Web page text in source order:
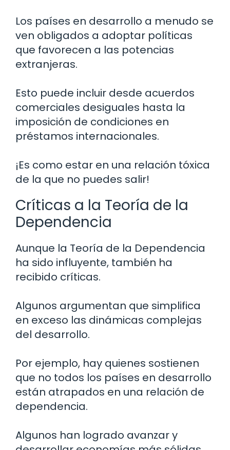
Los países en desarrollo a menudo se
ven obligados a adoptar políticas
que favorecen a las potencias
extranjeras.
Esto puede incluir desde acuerdos
comerciales desiguales hasta la
imposición de condiciones en
préstamos internacionales.
¡Es como estar en una relación tóxica
de la que no puedes salir!
Críticas a la Teoría de la
Dependencia
Aunque la Teoría de la Dependencia
ha sido influyente, también ha
recibido críticas.
Algunos argumentan que simplifica
en exceso las dinámicas complejas
del desarrollo.
Por ejemplo, hay quienes sostienen
que no todos los países en desarrollo
están atrapados en una relación de
dependencia.
Algunos han logrado avanzar y